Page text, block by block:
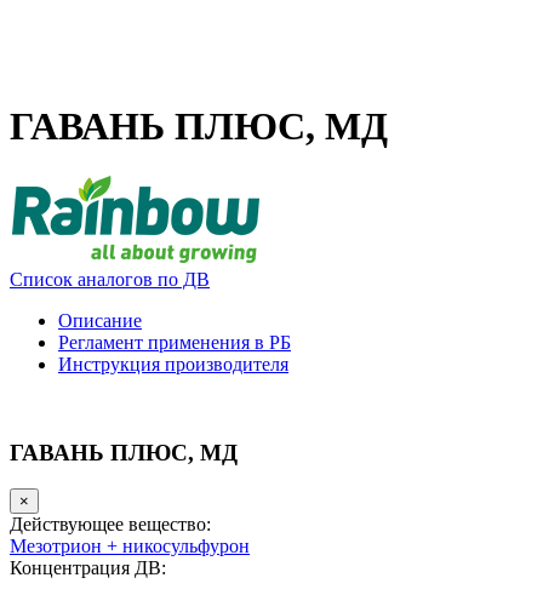
ГАВАНЬ ПЛЮС, МД
Список аналогов по ДВ
Описание
Регламент применения в РБ
Инструкция производителя
ГАВАНЬ ПЛЮС, МД
×
Действующее вещество:
Мезотрион + никосульфурон
Концентрация ДВ: